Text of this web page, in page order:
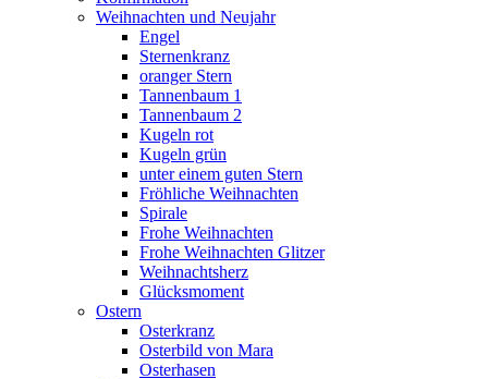
Weihnachten und Neujahr
Engel
Sternenkranz
oranger Stern
Tannenbaum 1
Tannenbaum 2
Kugeln rot
Kugeln grün
unter einem guten Stern
Fröhliche Weihnachten
Spirale
Frohe Weihnachten
Frohe Weihnachten Glitzer
Weihnachtsherz
Glücksmoment
Ostern
Osterkranz
Osterbild von Mara
Osterhasen